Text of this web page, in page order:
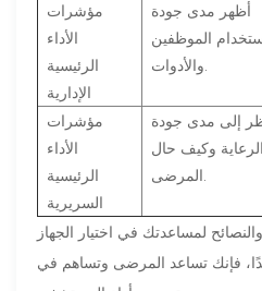
مؤشرات
الأداء
الرئيسية
الإدارية
أظهر مدى جودة
الموظفين
مؤشرات
الأداء
الرئيسية
السريرية
إلى مدى جودة
الرعاية وكيف حال
لمساعدتك في اختيار الجهاز
فإنك تساعد المرضى وتساهم في